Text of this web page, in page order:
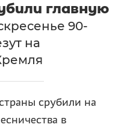
главную
90-
на
срубили на
в